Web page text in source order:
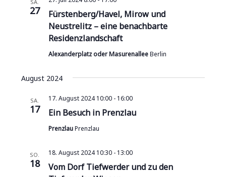
SA.
27
Fürstenberg/Havel, Mirow und
Neustrelitz – eine benachbarte
Residenzlandschaft
Alexanderplatz oder MasurenalleeBerlin
August 2024
SA.
17 Ein Besuch in Prenzlau
17. August 2024 10:00- 16:00
PrenzlauPrenzlau
SO.
18
Vom Dorf Tiefwerder und zu den
18. August 2024 10:30- 13:00